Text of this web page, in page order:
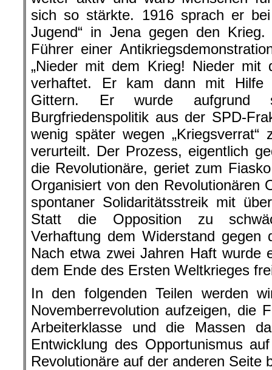
sich so stärkte. 1916 sprach er
Jugend“ in Jena gegen den
Führer einer
„Nieder mit dem Krieg! Nieder mit
verhaftet. Er kam dann mit Hilfe
Gittern. Er wurde aufgrund
Burgfriedenspolitik aus der SPD-
wenig später wegen
verurteilt. Der Prozess, eigentlich
die Revolutionäre, geriet zum
Organisiert von den Revolutionären
spontaner Solidaritätsstreik mit
Statt die Opposition zu
Verhaftung dem Widerstand gegen
Nach etwa zwei Jahren Haft wurde
dem Ende des Ersten Weltkrieges
In den folgenden Teilen werden
Novemberrevolution aufzeigen, die
Arbeiterklasse und die Massen
Entwicklung des Opportunismus
Revolutionäre auf der anderen Seite